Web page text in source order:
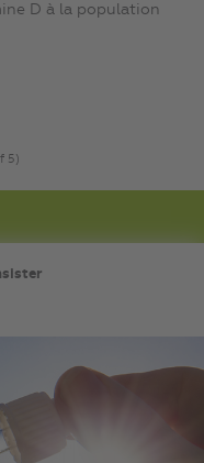
D à la population
5)